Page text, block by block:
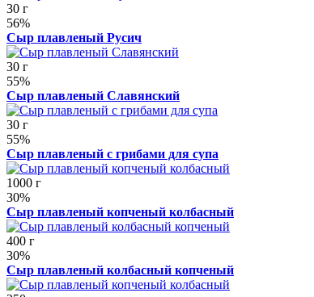
30 г
56%
Сыр плавленый Русич
30 г
55%
Сыр плавленый Славянский
30 г
55%
Сыр плавленый с грибами для супа
1000 г
30%
Сыр плавленый копченый колбасный
400 г
30%
Сыр плавленый колбасный копченый